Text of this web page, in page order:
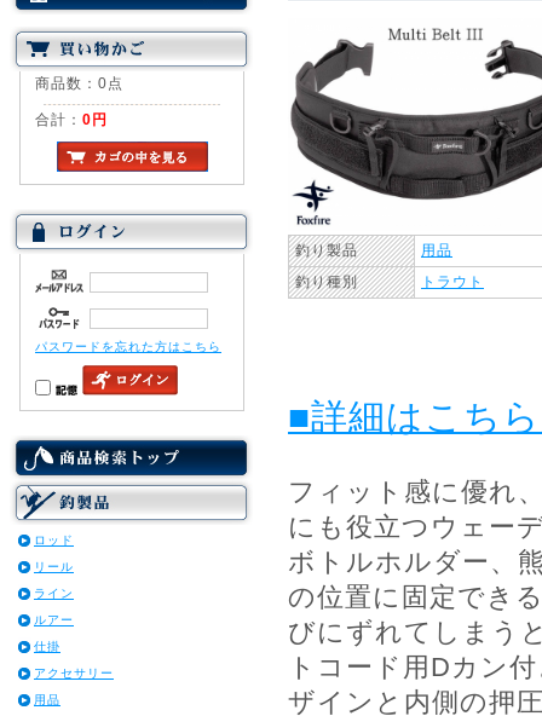
商品数：0点
合計： 0円
パスワードを忘れた方はこちら
ロッド
リール
ライン
ルアー
仕掛
アクセサリー
用品
釣り製品
用品
釣り種別
トラウト
■詳細はこち
フィット感に優れ
にも役立つウェー
ボトルホルダー、
の位置に固定でき
びにずれてしまう
トコード用Dカン
ザインと内側の押